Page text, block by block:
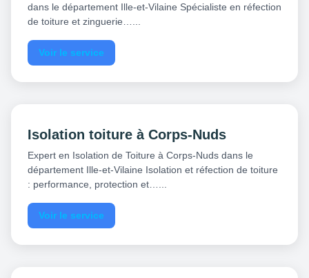
dans le département Ille-et-Vilaine Spécialiste en réfection
de toiture et zinguerie…...
Voir le service
Isolation toiture à Corps-Nuds
Expert en Isolation de Toiture à Corps-Nuds dans le
département Ille-et-Vilaine Isolation et réfection de toiture
: performance, protection et…...
Voir le service